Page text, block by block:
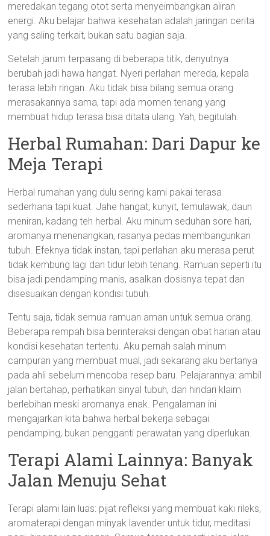
meredakan tegang otot serta menyeimbangkan aliran
energi. Aku belajar bahwa kesehatan adalah jaringan cerita
yang saling terkait, bukan satu bagian saja.
Setelah jarum terpasang di beberapa titik, denyutnya
berubah jadi hawa hangat. Nyeri perlahan mereda, kepala
terasa lebih ringan. Aku tidak bisa bilang semua orang
merasakannya sama, tapi ada momen tenang yang
membuat hidup terasa bisa ditata ulang. Yah, begitulah.
Herbal Rumahan: Dari Dapur ke
Meja Terapi
Herbal rumahan yang dulu sering kami pakai terasa
sederhana tapi kuat. Jahe hangat, kunyit, temulawak, daun
meniran, kadang teh herbal. Aku minum seduhan sore hari,
aromanya menenangkan, rasanya pedas membangunkan
tubuh. Efeknya tidak instan, tapi perlahan aku merasa perut
tidak kembung lagi dan tidur lebih tenang. Ramuan seperti itu
bisa jadi pendamping manis, asalkan dosisnya tepat dan
disesuaikan dengan kondisi tubuh.
Tentu saja, tidak semua ramuan aman untuk semua orang.
Beberapa rempah bisa berinteraksi dengan obat harian atau
kondisi kesehatan tertentu. Aku pernah salah minum
campuran yang membuat mual, jadi sekarang aku bertanya
pada ahli sebelum mencoba resep baru. Pelajarannya: ambil
jalan bertahap, perhatikan sinyal tubuh, dan hindari klaim
berlebihan meski aromanya enak. Pengalaman ini
mengajarkan kita bahwa herbal bekerja sebagai
pendamping, bukan pengganti perawatan yang diperlukan.
Terapi Alami Lainnya: Banyak
Jalan Menuju Sehat
Terapi alami lain luas: pijat refleksi yang membuat kaki rileks,
aromaterapi dengan minyak lavender untuk tidur, meditasi